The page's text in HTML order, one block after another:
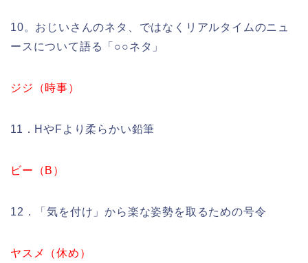
10。おじいさんのネタ、ではなくリアルタイムのニュ
ースについて語る「○○ネタ」
ジジ（時事）
11．HやFより柔らかい鉛筆
ビー（B）
12．「気を付け」から楽な姿勢を取るための号令
ヤスメ（休め）